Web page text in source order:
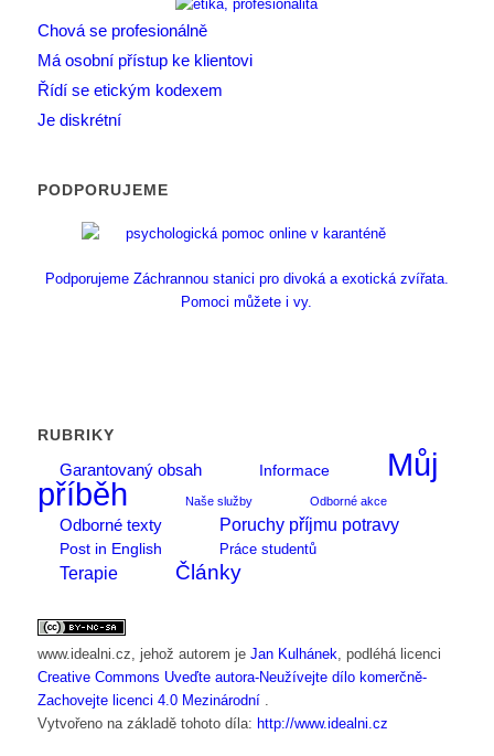
Chová se profesionálně
Má osobní přístup ke klientovi
Řídí se etickým kodexem
Je diskrétní
PODPORUJEME
Podporujeme Záchrannou stanici pro divoká a exotická zvířata.
Pomoci můžete i vy.
RUBRIKY
Garantovaný obsah
Informace
Můj
příběh
Naše služby Odborné akce
Odborné texty Poruchy příjmu potravy
Post in English Práce studentů
Terapie Články
www.idealni.cz , jehož autorem je Jan Kulhánek , podléhá licenci
Creative Commons Uveďte autora-Neužívejte dílo komerčně-
Zachovejte licenci 4.0 Mezinárodní
Vytvořeno na základě tohoto díla: http://www.idealni.cz